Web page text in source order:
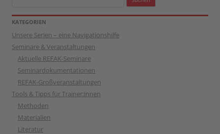
KATEGORIEN
Unsere Serien – eine Navigationshilfe
Seminare & Veranstaltungen
Aktuelle REFAK-Seminare
Seminardokumentationen
REFAK-Großveranstaltungen
Tools & Tipps für Trainer:innen
Methoden
Materialien
Literatur